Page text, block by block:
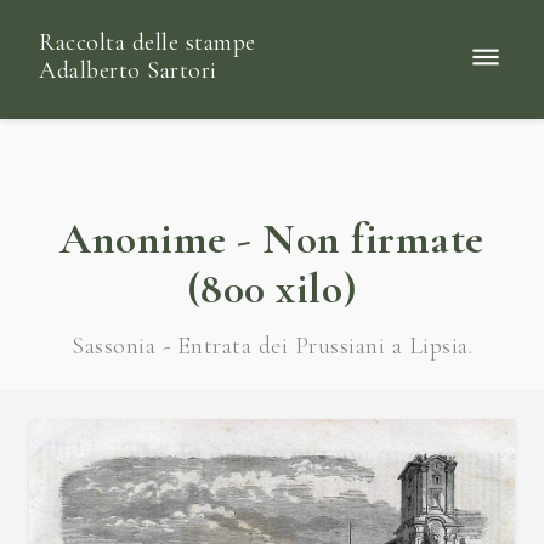
Raccolta delle stampe
Adalberto Sartori
Anonime - Non firmate
(800 xilo)
Sassonia - Entrata dei Prussiani a Lipsia.